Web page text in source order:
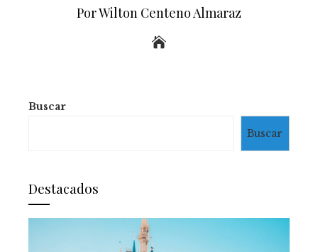
Por Wilton Centeno Almaraz
Buscar
Buscar
Destacados